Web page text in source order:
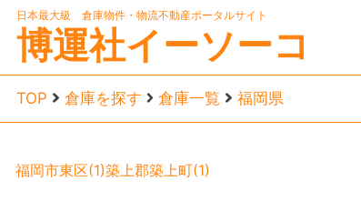
日本最大級 倉庫物件・物流不動産ポータルサイト
博運社イーソーコ
TOP 倉庫を探す 倉庫一覧 福岡県
福岡市東区(1)築上郡築上町(1)